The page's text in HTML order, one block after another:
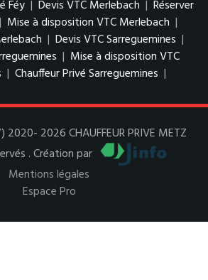
Féy | Devis VTC Merlebach | Réserver
| Mise à disposition VTC Merlebach |
| Devis VTC Sarreguemines |
| Mise à disposition VTC
| Chauffeur Privé Sarreguemines |
2026 CHAUFFEUR PRIVE METZ
. Création par
Mentions légales
Espace Pro